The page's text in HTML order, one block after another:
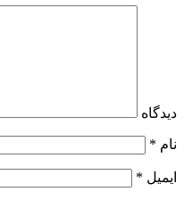
دیدگاه
نام *
ایمیل *